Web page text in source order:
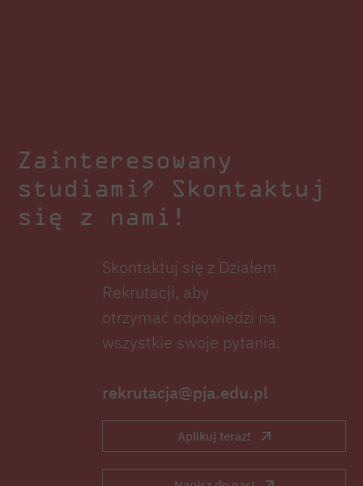
Zainteresowany
studiami? Skontaktuj
się z nami!
Skontaktuj się z Działem
Rekrutacji, aby
otrzymać odpowiedzi na
wszystkie swoje pytania.
rekrutacja@pja.edu.pl
Aplikuj teraz!